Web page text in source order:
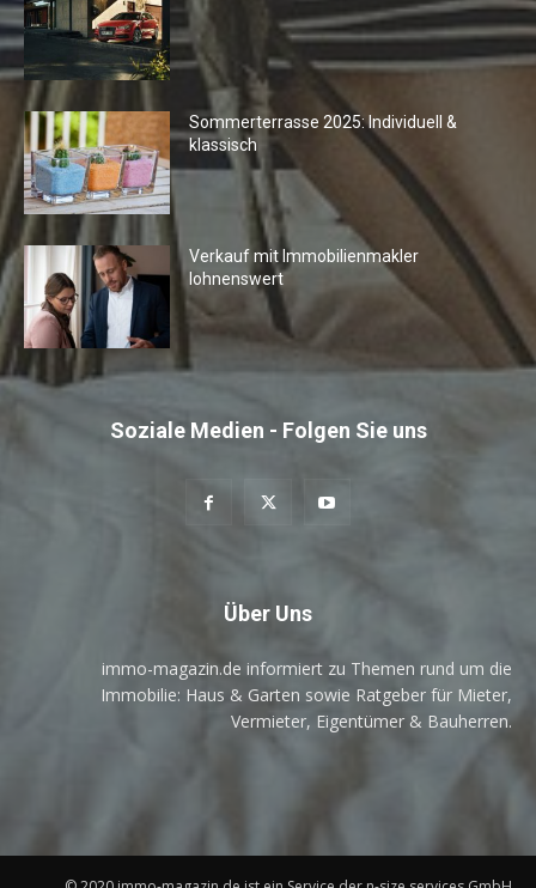
Sommerterrasse 2025: Individuell &
klassisch
Verkauf mit Immobilienmakler
lohnenswert
Soziale Medien - Folgen Sie uns
Über Uns
immo-magazin.de informiert zu Themen rund um die
Immobilie: Haus & Garten sowie Ratgeber für Mieter,
Vermieter, Eigentümer & Bauherren.